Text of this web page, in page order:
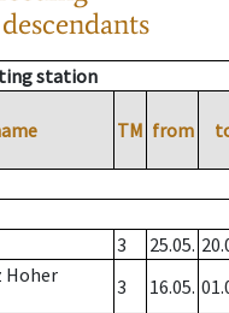
station
TM from
3 25.05.
Hoher
3 16.05.